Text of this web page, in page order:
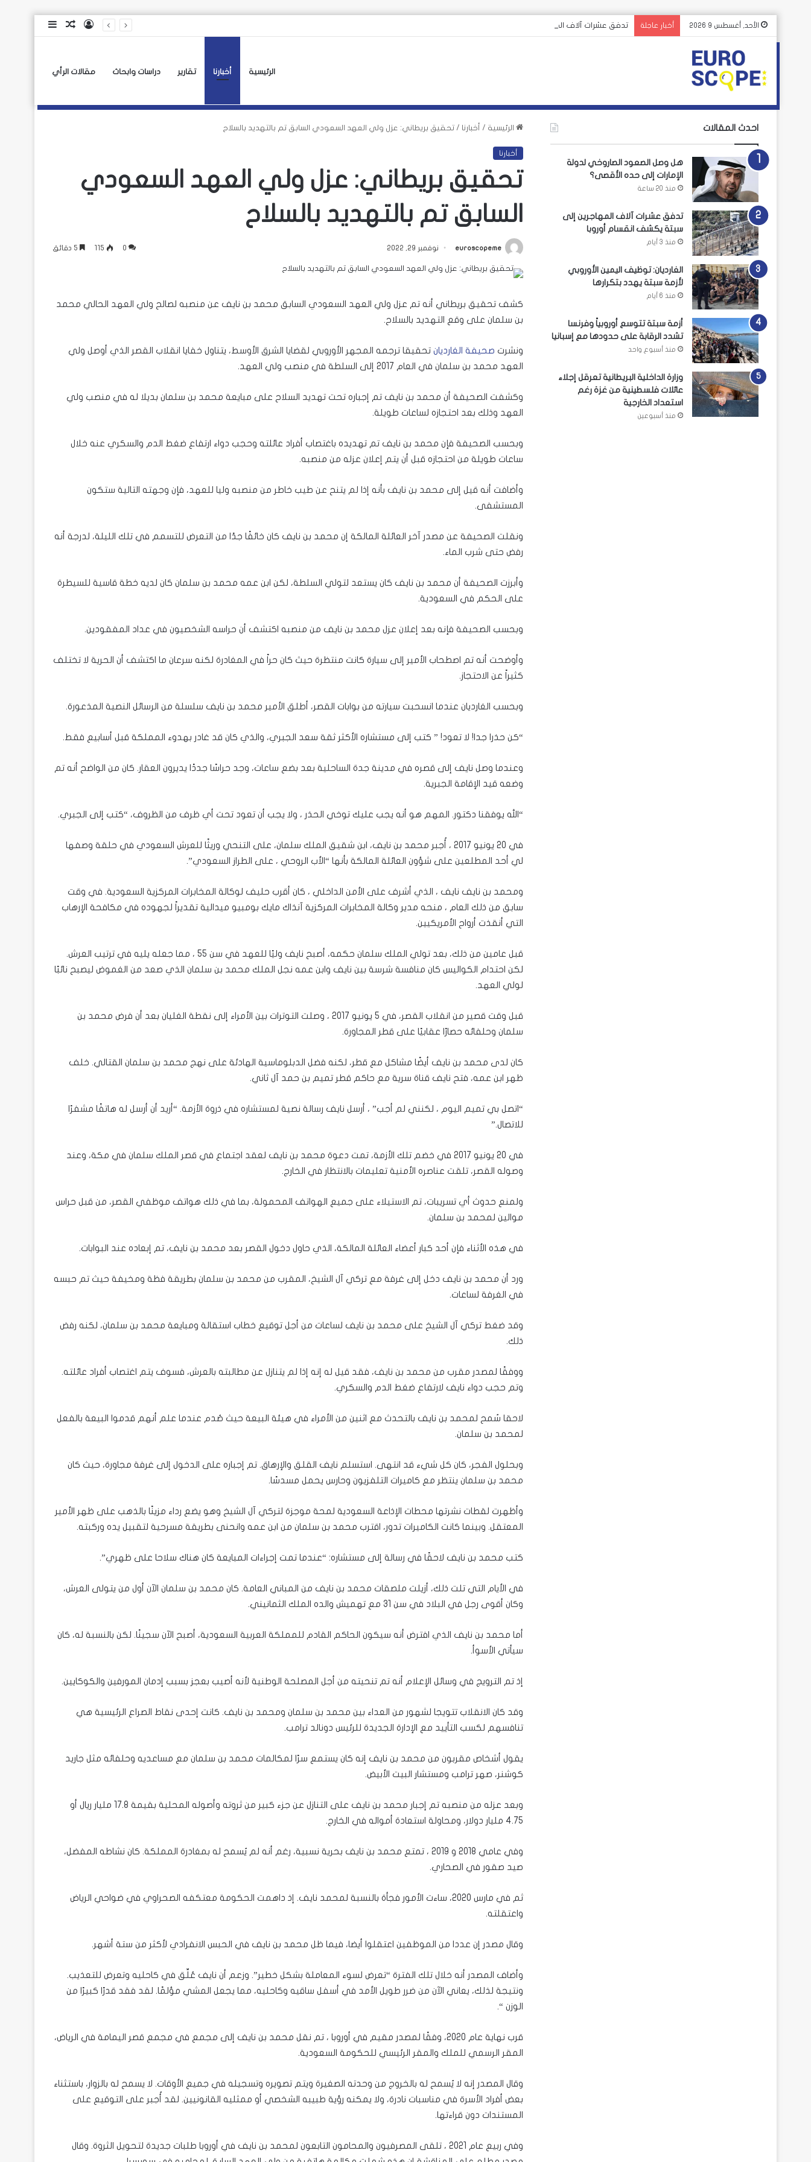
الأحد, أغسطس 9 2026 أخبار عاجلة تدفق عشرات آلاف المهاجرين إلى سبتة يكشف انقسام أوروبا إضافةمقالتسجيل
الرئيسية أخبارنا تقارير دراسات وابحاث مقالات الرأي
الرئيسية / أخبارنا / تحقيق بريطاني: عزل ولي العهد السعودي السابق تم بالتهديد بالسلاح
أخبارنا
تحقيق بريطاني: عزل ولي العهد السعودي
السابق تم بالتهديد بالسلاح
euroscopeme نوفمبر 29, 2022 0
115
كشف تحقيق بريطاني أنه تم عزل ولي العهد السعودي السابق محمد بن نايف عن منصبه لصالح ولي العهد الحالي محمد
بن سلمان على وقع التهديد بالسلاح.
ونشرت صحيفة الغارديان تحقيقا ترجمه المجهر الأوروبي لقضايا الشرق الأوسط، يتناول خفايا انقلاب القصر الذي أوصل ولي
العهد محمد بن سلمان في العام 2017 إلى السلطة في منصب ولي العهد.
وكشفت الصحيفة أن محمد بن نايف تم إجباره تحت تهديد السلاح على مبايعة محمد بن سلمان بديلا له في منصب ولي
العهد وذلك بعد احتجازه لساعات طويلة.
وبحسب الصحيفة فإن محمد بن نايف تم تهديده باغتصاب أفراد عائلته وحجب دواء ارتفاع ضغط الدم والسكري عنه خلال
ساعات طويلة من احتجازه قبل أن يتم إعلان عزله من منصبه.
وأضافت أنه قيل إلى محمد بن نايف بأنه إذا لم يتنح عن طيب خاطر من منصبه وليا للعهد، فإن وجهته التالية ستكون
المستشفى.
ونقلت الصحيفة عن مصدر آخر العائلة المالكة إن محمد بن نايف كان خائفًا جدًا من التعرض للتسمم في تلك الليلة، لدرجة أنه
رفض حتى شرب الماء.
وأبرزت الصحيفة أن محمد بن نايف كان يستعد لتولي السلطة، لكن ابن عمه محمد بن سلمان كان لديه خطة قاسية للسيطرة
على الحكم في السعودية.
وبحسب الصحيفة فإنه بعد إعلان عزل محمد بن نايف من منصبه اكتشف أن حراسه الشخصيون في عداد المفقودين.
وأوضحت أنه تم اصطحاب الأمير إلى سيارة كانت منتظرة حيث كان حراً في المغادرة لكنه سرعان ما اكتشف أن الحرية لا تختلف
كثيراً عن الاحتجاز.
وبحسب الغارديان عندما انسحبت سيارته من بوابات القصر، أطلق الأمير محمد بن نايف سلسلة من الرسائل النصية المذعورة.
“كن حذرا جدا! لا تعود! ” كتب إلى مستشاره الأكثر ثقة سعد الجبري، والذي كان قد غادر بهدوء المملكة قبل أسابيع فقط.
وعندما وصل نايف إلى قصره في مدينة جدة الساحلية بعد بضع ساعات، وجد حراسًا جددًا يديرون العقار. كان من الواضح أنه تم
وضعه قيد الإقامة الجبرية.
“الله يوفقنا دكتور. المهم هو أنه يجب عليك توخي الحذر ، ولا يجب أن تعود تحت أي ظرف من الظروف، “كتب إلى الجبري.
في 20 يونيو 2017 ، أُجبر محمد بن نايف، ابن شقيق الملك سلمان، على التنحي وريثًا للعرش السعودي في حلقة وصفها
لي أحد المطلعين على شؤون العائلة المالكة بأنها “الأب الروحي ، على الطراز السعودي”.
ومحمد بن نايف نايف ، الذي أشرف على الأمن الداخلي ، كان أقرب حليف لوكالة المخابرات المركزية السعودية. في وقت
سابق من ذلك العام ، منحه مدير وكالة المخابرات المركزية آنذاك مايك بومبيو ميدالية تقديراً لجهوده في مكافحة الإرهاب
التي أنقذت أرواح الأمريكيين.
قبل عامين من ذلك، بعد تولي الملك سلمان حكمه، أصبح نايف وليًا للعهد في سن 55 ، مما جعله يليه في ترتيب العرش.
لكن احتدام الكواليس كان منافسة شرسة بين نايف وابن عمه نجل الملك محمد بن سلمان الذي صعد من الغموض ليصبح نائبًا
لولي العهد.
قبل وقت قصير من انقلاب القصر، في 5 يونيو 2017 ، وصلت التوترات بين الأمراء إلى نقطة الغليان بعد أن فرض محمد بن
سلمان وحلفائه حصارًا عقابيًا على قطر المجاورة.
كان لدى محمد بن نايف أيضًا مشاكل مع قطر، لكنه فضل الدبلوماسية الهادئة على نهج محمد بن سلمان القتالي. خلف
ظهر ابن عمه، فتح نايف قناة سرية مع حاكم قطر تميم بن حمد آل ثاني.
“اتصل بي تميم اليوم ، لكنني لم أجب” ، أرسل نايف رسالة نصية لمستشاره في ذروة الأزمة. “أريد أن أرسل له هاتفًا مشفرًا
للاتصال.”
في 20 يونيو 2017 في خضم تلك الأزمة، تمت دعوة محمد بن نايف لعقد اجتماع في قصر الملك سلمان في مكة، وعند
وصوله القصر، تلقت عناصره الأمنية تعليمات بالانتظار في الخارج.
ولمنع حدوث أي تسريبات، تم الاستيلاء على جميع الهواتف المحمولة، بما في ذلك هواتف موظفي القصر، من قبل حراس
موالين لمحمد بن سلمان.
في هذه الأثناء فإن أحد كبار أعضاء العائلة المالكة، الذي حاول دخول القصر بعد محمد بن نايف، تم إبعاده عند البوابات.
ورد أن محمد بن نايف دخل إلى غرفة مع تركي آل الشيخ، المقرب من محمد بن سلمان بطريقة فظة ومخيفة حيث تم حبسه
في الغرفة لساعات.
وقد ضغط تركي آل الشيخ على محمد بن نايف لساعات من أجل توقيع خطاب استقالة ومبايعة محمد بن سلمان، لكنه رفض
ذلك.
ووفقًا لمصدر مقرب من محمد بن نايف، فقد قيل له إنه إذا لم يتنازل عن مطالبته بالعرش، فسوف يتم اغتصاب أفراد عائلته.
وتم حجب دواء نايف لارتفاع ضغط الدم والسكري.
لاحقا سُمح لمحمد بن نايف بالتحدث مع اثنين من الأمراء في هيئة البيعة حيث صُدم عندما علم أنهم قدموا البيعة بالفعل
لمحمد بن سلمان.
وبحلول الفجر، كان كل شيء قد انتهى. استسلم نايف القلق والإرهاق. تم إجباره على الدخول إلى غرفة مجاورة، حيث كان
محمد بن سلمان ينتظر مع كاميرات التلفزيون وحارس يحمل مسدسًا.
وأظهرت لقطات نشرتها محطات الإذاعة السعودية لمحة موجزة لتركي آل الشيخ وهو يضع رداء مزينًا بالذهب على ظهر الأمير
المعتقل. وبينما كانت الكاميرات تدور، اقترب محمد بن سلمان من ابن عمه وانحنى بطريقة مسرحية لتقبيل يده وركبته.
كتب محمد بن نايف لاحقًا في رسالة إلى مستشاره: “عندما تمت إجراءات المبايعة كان هناك سلاحا على ظهري”.
في الأيام التي تلت ذلك، أزيلت ملصقات محمد بن نايف من المباني العامة. كان محمد بن سلمان الآن أول من يتولى العرش،
وكان أقوى رجل في البلاد في سن 31 مع تهميش والده الملك الثمانيني.
أما محمد بن نايف الذي افترض أنه سيكون الحاكم القادم للمملكة العربية السعودية، أصبح الآن سجينًا. لكن بالنسبة له، كان
سيأتي الأسوأ.
إذ تم الترويج في وسائل الإعلام أنه تم تنحيته من أجل المصلحة الوطنية لأنه أصيب بعجز بسبب إدمان المورفين والكوكايين.
وقد كان الانقلاب تتويجا لشهور من العداء بين محمد بن سلمان ومحمد بن نايف. كانت إحدى نقاط الصراع الرئيسية هي
تنافسهم لكسب التأييد مع الإدارة الجديدة للرئيس دونالد ترامب.
يقول أشخاص مقربون من محمد بن نايف إنه كان يستمع سرًا لمكالمات محمد بن سلمان مع مساعديه وحلفائه مثل جاريد
كوشنر، صهر ترامب ومستشار البيت الأبيض.
وبعد عزله من منصبه تم إجبار محمد بن نايف على التنازل عن جزء كبير من ثروته وأصوله المحلية بقيمة 17.8 مليار ريال أو
4.75 مليار دولار، ومحاولة استعادة أمواله في الخارج.
وفي عامي 2018 و 2019 ، تمتع محمد بن نايف بحرية نسبية، رغم أنه لم يُسمح له بمغادرة المملكة. كان نشاطه المفضل،
صيد صقور في الصحاري.
ثم في مارس 2020، ساءت الأمور فجأة بالنسبة لمحمد نايف. إذ داهمت الحكومة معتكفه الصحراوي في ضواحي الرياض
واعتقلته.
وقال مصدر إن عددا من الموظفين اعتقلوا أيضا، فيما ظل محمد بن نايف في الحبس الانفرادي لأكثر من ستة أشهر.
وأضاف المصدر أنه خلال تلك الفترة “تعرض لسوء المعاملة بشكل خطير”. وزعم أن نايف عُلِّق في كاحليه وتعرض للتعذيب.
ونتيجة لذلك، يعاني الآن من ضرر طويل الأمد في أسفل ساقيه وكاحليه، مما يجعل المشي مؤلمًا. لقد فقد قدرًا كبيرًا من
الوزن “.
قرب نهاية عام 2020، وفقًا لمصدر مقيم في أوروبا ، تم نقل محمد بن نايف إلى مجمع في مجمع قصر اليمامة في الرياض،
المقر الرسمي للملك والمقر الرئيسي للحكومة السعودية.
وقال المصدر إنه لا يُسمح له بالخروج من وحدته الصغيرة ويتم تصويره وتسجيله في جميع الأوقات. لا يسمح له بالزوار، باستثناء
بعض أفراد الأسرة في مناسبات نادرة، ولا يمكنه رؤية طبيبه الشخصي أو ممثليه القانونيين. لقد أُجبر على التوقيع على
المستندات دون قراءتها.
وفي ربيع عام 2021 ، تلقى المصرفيون والمحامون التابعون لمحمد بن نايف في أوروبا طلبات جديدة لتحويل الثروة. وقال
احدث المقالات
هل وصل الصعود الصاروخي لدولة
الإمارات إلى حده الأقصى؟
منذ 20 ساعة
تدفق عشرات آلاف المهاجرين إلى
سبتة يكشف انقسام أوروبا
منذ 3 أيام
الغارديان: توظيف اليمين الأوروبي
لأزمة سبتة يهدد بتكرارها
منذ 6 أيام
أزمة سبتة تتوسع أوروبياً وفرنسا
تشدد الرقابة على حدودها مع إسبانيا
منذ أسبوع واحد
وزارة الداخلية البريطانية تعرقل إجلاء
عائلات فلسطينية من غزة رغم
استعداد الخارجية
منذ أسبوعين